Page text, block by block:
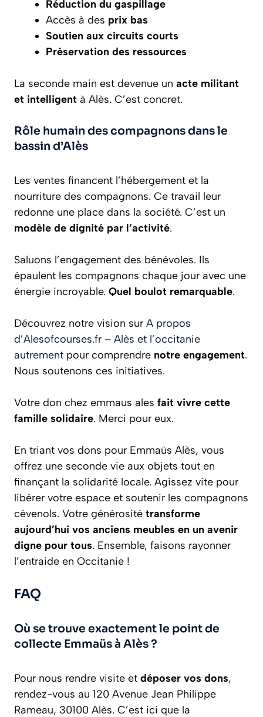
Réduction du gaspillage
Accès à des prix bas
Soutien aux circuits courts
Préservation des ressources
La seconde main est devenue un acte militant
et intelligent à Alès. C’est concret.
Rôle humain des compagnons dans le
bassin d’Alès
Les ventes financent l’hébergement et la
nourriture des compagnons. Ce travail leur
redonne une place dans la société. C’est un
modèle de dignité par l’activité.
Saluons l’engagement des bénévoles. Ils
épaulent les compagnons chaque jour avec une
énergie incroyable. Quel boulot remarquable.
Découvrez notre vision sur A propos
d’Alesofcourses.fr – Alès et l’occitanie
autrement pour comprendre notre engagement.
Nous soutenons ces initiatives.
Votre don chez emmaus ales fait vivre cette
famille solidaire. Merci pour eux.
En triant vos dons pour Emmaüs Alès, vous
offrez une seconde vie aux objets tout en
finançant la solidarité locale. Agissez vite pour
libérer votre espace et soutenir les compagnons
cévenols. Votre générosité transforme
aujourd’hui vos anciens meubles en un avenir
digne pour tous. Ensemble, faisons rayonner
l’entraide en Occitanie !
FAQ
Où se trouve exactement le point de
collecte Emmaüs à Alès ?
Pour nous rendre visite et déposer vos dons,
rendez-vous au 120 Avenue Jean Philippe
Rameau, 30100 Alès. C’est ici que la